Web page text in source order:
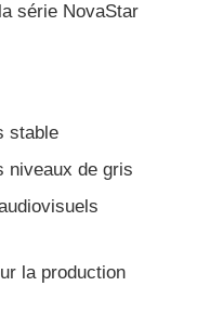
série NovaStar
stable
niveaux de gris
la production